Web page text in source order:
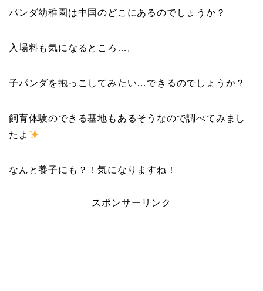
パンダ幼稚園は中国のどこにあるのでしょうか？
入場料も気になるところ…。
子パンダを抱っこしてみたい…できるのでしょうか？
飼育体験のできる基地もあるそうなので調べてみまし
たよ
なんと養子にも？！気になりますね！
スポンサーリンク